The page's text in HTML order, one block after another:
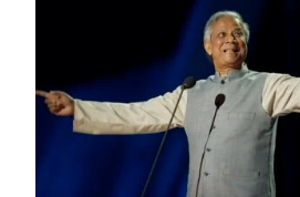
নোবেল পরবর্তী সময়ে প্রফেসর ইউনুস কী